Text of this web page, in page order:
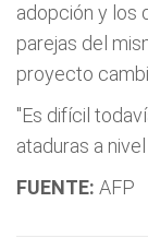
adopción y los
parejas del
proyecto
"Es difícil
ataduras a
FUENTE: AFP